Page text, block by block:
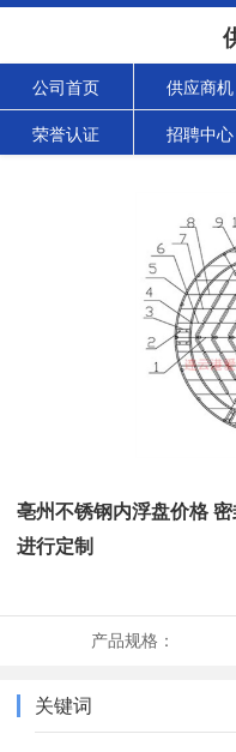
公司首页 供应商机
荣誉认证 招聘中心
亳州不锈钢内浮盘价格
进行定制
产品规格：
关键词